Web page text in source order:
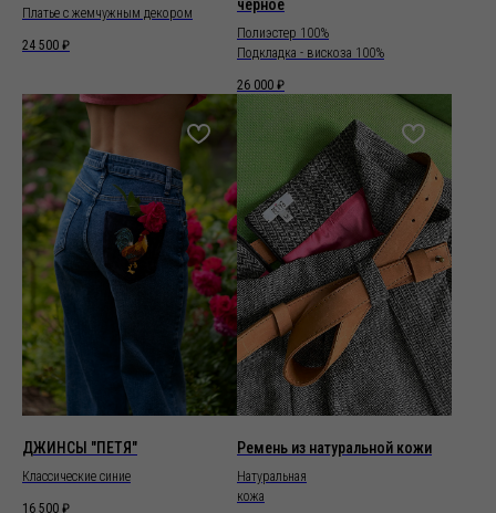
Платье с жемчужным декором
24 500 ₽
чёрное
Полиэстер 100%
Подкладка - вискоза 100%
26 000 ₽
ДЖИНСЫ "ПЕТЯ"
Классические синие
16 500 ₽
Ремень из натуральной кожи
Натуральная
кожа